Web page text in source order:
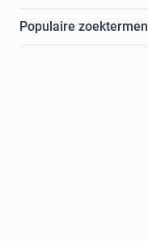
Populaire zoektermen